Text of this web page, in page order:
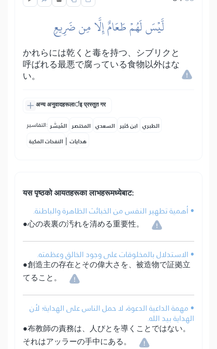
لَّيۡسَ لَهُمۡ طَعَامٌ إِلَّا مِن ضَرِيعٖ
かれらには乾くと毒を持つ、シブリクと
呼ばれる最悪で腐っている食物以外はな
い。
अन्य अनुवादहरूलार्इ प्रस्तुत गर
التفاسير: المُيسَّر المختصر السعدي ابن كثير الطبري
النفحات المكية | هدايات
यस पृष्ठको आयतहरूका लाभहरूमध्येबाट:
• أهمية تطهير النفس من الخبائث الظاهرة والباطنة.
●心の表裏の汚れを清める重要性。
• الاستدلال بالمخلوقات على وجود الخالق وعظمته.
●創造主の存在とその偉大さを、被造物で証拠立
てること。
• مهمة الداعية الدعوة، لا حمل الناس على الهداية؛ لأن
الهداية بيد الله.
●布教師の責務は、人びとを導くことではない。
それはアッラーの手中にある。